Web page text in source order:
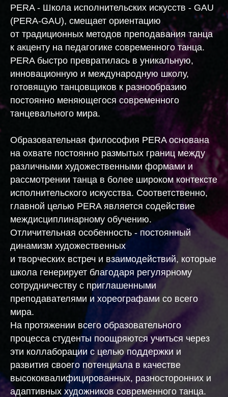
PERA - Школа исполнительских искусств - GAU
(PERA-GAU), смещает ориентацию
от традиционных методов преподавания танца
к акценту на педагогике современного танца.
PERA быстро превратилась в уникальную,
инновационную и международную школу,
готовящую танцовщиков к разнообразию
постоянно меняющегося современного
танцевального мира.
Образовательная философия PERA основана
на охвате постоянно размытых границ между
различными художественными формами и
рассмотрении танца в более широком контексте
исполнительского искусства. Соответственно,
главной целью PERA является содействие
междисциплинарному обучению.
Отличительная особенность - постоянный
динамизм художественных
и творческих встреч и взаимодействий, которые
школа генерирует благодаря регулярному
сотрудничеству с приглашенными
преподавателями и хореографами со всего
мира.
На протяжении всего образовательного
процесса студенты поощряются учиться через
эти коллаборации с целью поддержки и
развития своего потенциала в качестве
высококвалифицированных, разносторонних и
адаптивных художников современного танца.